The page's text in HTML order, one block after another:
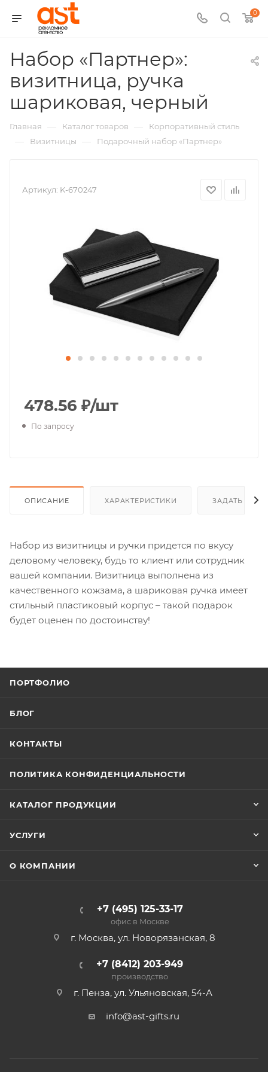
0
Набор «Партнер»:
визитница, ручка
шариковая, черный
арт.:
K-
Главная — Каталог товаров — Корпоративный стиль
— Визитницы — Подарочный набор «Партнер»
Артикул: K-670247
478.56 ₽/шт
По запросу
ОПИСАНИЕ ХАРАКТЕРИСТИКИ ЗАДАТЬ
Набор из визитницы и ручки придется по вкусу
деловому человеку, будь то клиент или сотрудник
вашей компании. Визитница выполнена из
качественного кожзама, а шариковая ручка имеет
стильный пластиковый корпус – такой подарок
будет оценен по достоинству!
ПОРТФОЛИО
БЛОГ
КОНТАКТЫ
ПОЛИТИКА КОНФИДЕНЦИАЛЬНОСТИ
КАТАЛОГ ПРОДУКЦИИ
УСЛУГИ
О КОМПАНИИ
+7 (495) 125-33-17
офис в Москве
г. Москва, ул. Новорязанская, 8
+7 (8412) 203-949
производство
г. Пенза, ул. Ульяновская, 54-А
info@ast-gifts.ru